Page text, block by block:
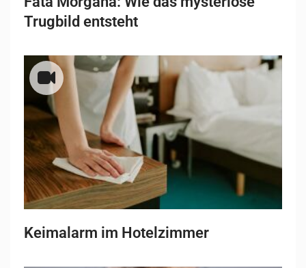
Trugbild entsteht
Keimalarm im Hotelzimmer